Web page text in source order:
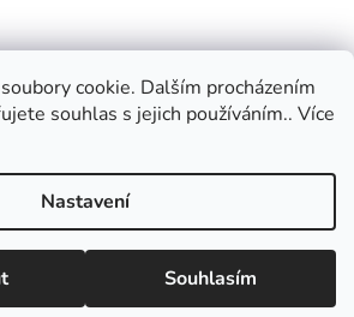
cookie. Dalším procházením
souhlas s jejich používáním.. Více
Nastavení
Souhlasím
v případě dotazů vás prosíme
mailovou komunikaci, kterou
po celý den. Pokud